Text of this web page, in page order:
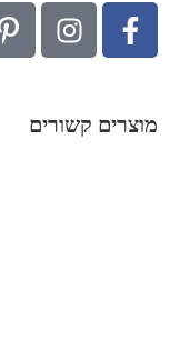
מוצרים קשורים